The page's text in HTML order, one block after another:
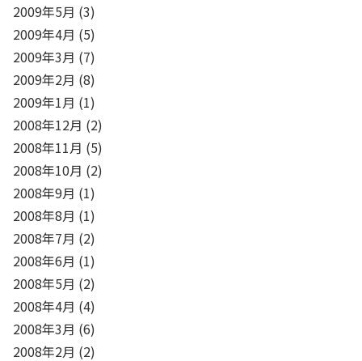
2009年5月 (3)
2009年4月 (5)
2009年3月 (7)
2009年2月 (8)
2009年1月 (1)
2008年12月 (2)
2008年11月 (5)
2008年10月 (2)
2008年9月 (1)
2008年8月 (1)
2008年7月 (2)
2008年6月 (1)
2008年5月 (2)
2008年4月 (4)
2008年3月 (6)
2008年2月 (2)